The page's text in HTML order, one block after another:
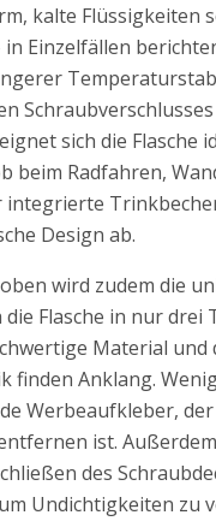
kalte Flüssigkeiten
in Einzelfällen
sich die Flasche
beim Radfahren,
integrierte
Design ab.
wird zudem die
die Flasche in nur drei
Material und
finden Anklang.
Werbeaufkleber,
ist.
des
Undichtigkeiten zu